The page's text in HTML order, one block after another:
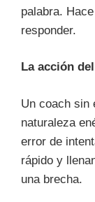
palabra.
responder.
La acción
Un coach sin
naturaleza
error de
rápido y
una brecha.